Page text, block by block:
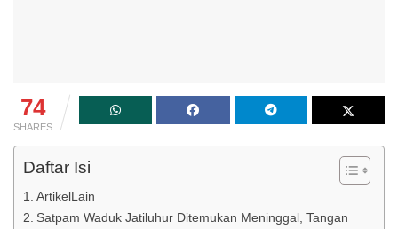
74
SHARES
Daftar Isi
ArtikelLain
Satpam Waduk Jatiluhur Ditemukan Meninggal, Tangan